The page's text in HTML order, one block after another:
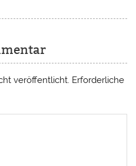
veröffentlicht. Erforderliche